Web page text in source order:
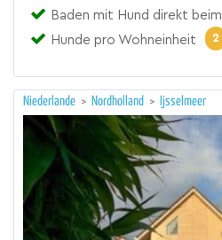
Baden mit Hund direkt
Hunde pro Wohneinheit
2
Niederlande > Nordholland > Ijsselmeer